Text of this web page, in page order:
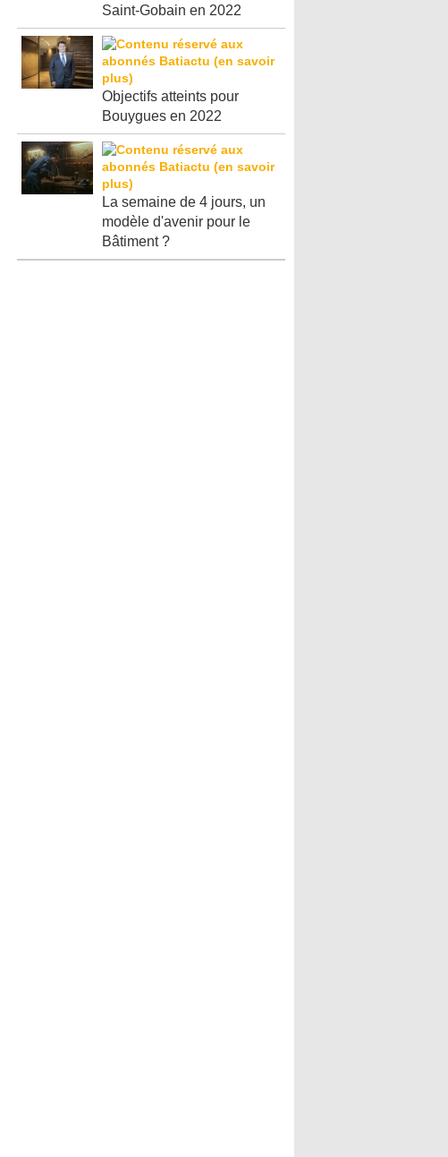
Saint-Gobain en 2022
Objectifs atteints pour
Bouygues en 2022
La semaine de 4 jours, un
modèle d'avenir pour le
Bâtiment ?